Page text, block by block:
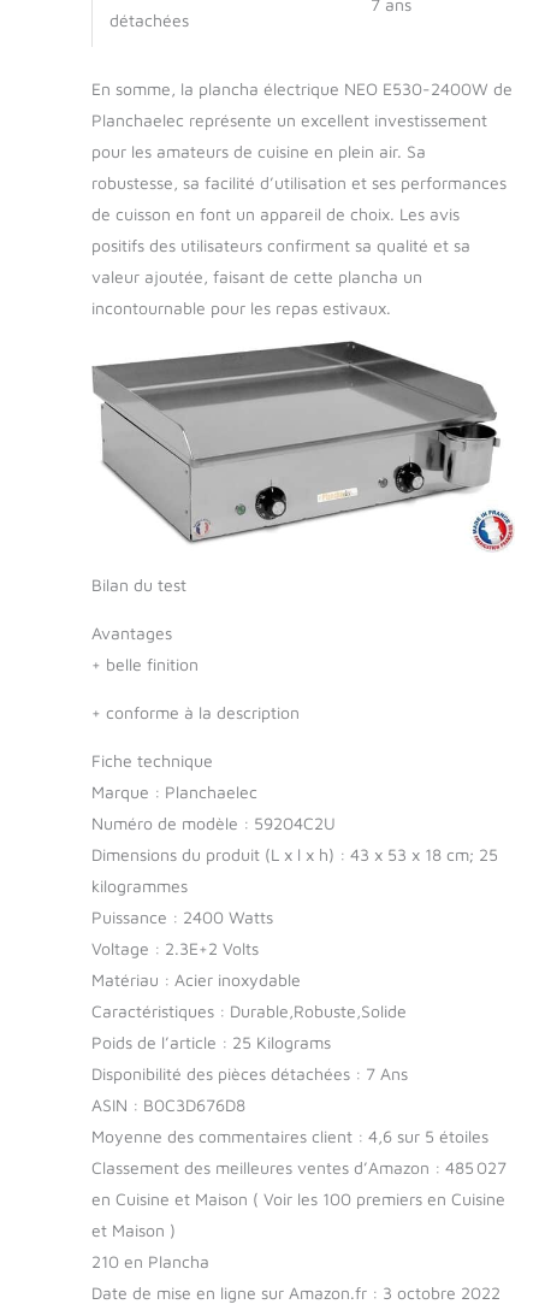
détachées
7 ans
En somme, la plancha électrique NEO E530-2400W de
Planchaelec représente un excellent investissement
pour les amateurs de cuisine en plein air. Sa
robustesse, sa facilité d’utilisation et ses performances
de cuisson en font un appareil de choix. Les avis
positifs des utilisateurs confirment sa qualité et sa
valeur ajoutée, faisant de cette plancha un
incontournable pour les repas estivaux.
Bilan du test
Avantages
+ belle finition
+ conforme à la description
Fiche technique
Marque : Planchaelec
Numéro de modèle : 59204C2U
Dimensions du produit (L x l x h) : 43 x 53 x 18 cm; 25
kilogrammes
Puissance : 2400 Watts
Voltage : 2.3E+2 Volts
Matériau : Acier inoxydable
Caractéristiques : Durable,Robuste,Solide
Poids de l’article : 25 Kilograms
Disponibilité des pièces détachées : 7 Ans
ASIN : B0C3D676D8
Moyenne des commentaires client : 4,6 sur 5 étoiles
Classement des meilleures ventes d’Amazon : 485 027
en Cuisine et Maison ( Voir les 100 premiers en Cuisine
et Maison )
210 en Plancha
Date de mise en ligne sur Amazon.fr : 3 octobre 2022